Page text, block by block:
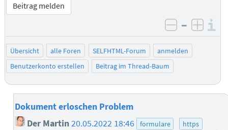
Beitrag melden
negativ
–
Übersicht alle Foren SELFHTML-Forum
anmelden
Benutzerkonto erstellen
Beitrag im Thread-Baum
Dokument erloschen Problem
Der Martin20.05.2022 18:46 formulare https